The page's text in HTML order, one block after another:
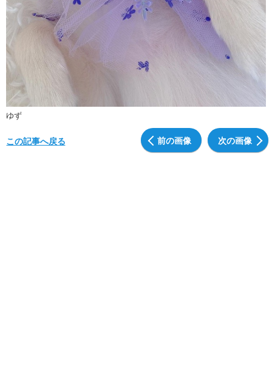
ゆず
前の画像 次の画像
この記事へ戻る